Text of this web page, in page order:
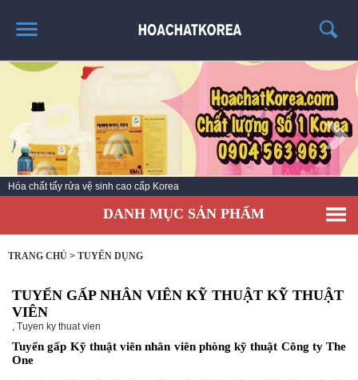
TRANG CHỦ
GIỚI THIỆU
THÔNG TIN SẢN PHẨM
TIN TỨC
LIÊN HỆ
Hóa chất tẩy rửa vệ sinh cao cấp Korea
DANH MỤC SẢN PHẨM
TRANG CHỦ > TUYỂN DỤNG
TUYỂN GẤP NHÂN VIÊN KỸ THUẬT KỸ THUẬT
VIÊN
, Tuyen ky thuat vien
Tuyển gấp Kỹ thuật viên nhân viên phòng kỹ thuật Công ty The
One